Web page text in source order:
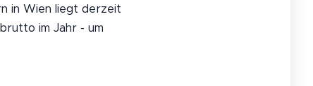
in Wien liegt derzeit
im Jahr - um